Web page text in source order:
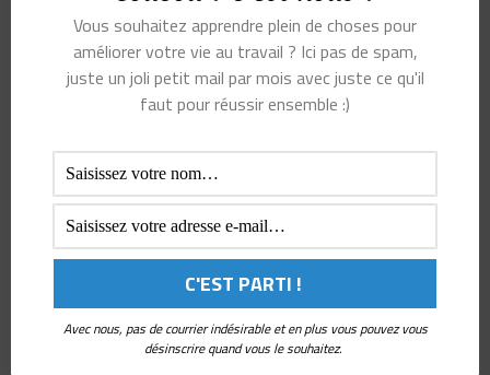
bénéfique, car leur perspective unique peut enrichir
l’équipe.
Enfin, offrir des formations sur la gestion du stress, la
employés hypersensibles à gérer leur quotidien
et professionnel en leur proposant des
adaptées à leurs besoins. Cela renforcera également leur
sentiment de valeur et d’appartenance.
Cas pratique : l’exemple de
Vous souhaitez apprendre plein de choses pour
améliorer votre vie au travail ? Ici pas de spam,
juste un joli petit mail par mois avec juste ce qu'il
faut pour réussir ensemble :)
Avec nous, pas de courrier indésirable et en plus vous pouvez vous
désinscrire quand vous le souhaitez.